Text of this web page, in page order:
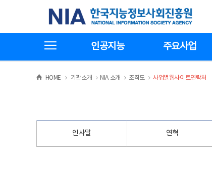
기
한국지능정보사회진흥원
인공지능 주요사업
HOME >
기관소개 >NIA 소개 >
조직도 >
사업별웹사이트연락처
인사말 연혁